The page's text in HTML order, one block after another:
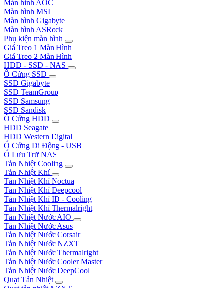
Màn hình AOC
Màn hình MSI
Màn hình Gigabyte
Màn hình ASRock
Phụ kiện màn hình
Giá Treo 1 Màn Hình
Giá Treo 2 Màn Hình
HDD - SSD - NAS
Ổ Cứng SSD
SSD Gigabyte
SSD TeamGroup
SSD Samsung
SSD Sandisk
Ổ Cứng HDD
HDD Seagate
HDD Western Digital
Ổ Cứng Di Động - USB
Ổ Lưu Trữ NAS
Tản Nhiệt Cooling
Tản Nhiệt Khí
Tản Nhiệt Khí Noctua
Tản Nhiệt Khí Deepcool
Tản Nhiệt Khí ID - Cooling
Tản Nhiệt Khí Thermalright
Tản Nhiệt Nước AIO
Tản Nhiệt Nước Asus
Tản Nhiệt Nước Corsair
Tản Nhiệt Nước NZXT
Tản Nhiệt Nước Thermalright
Tản Nhiệt Nước Cooler Master
Tản Nhiệt Nước DeepCool
Quạt Tản Nhiệt